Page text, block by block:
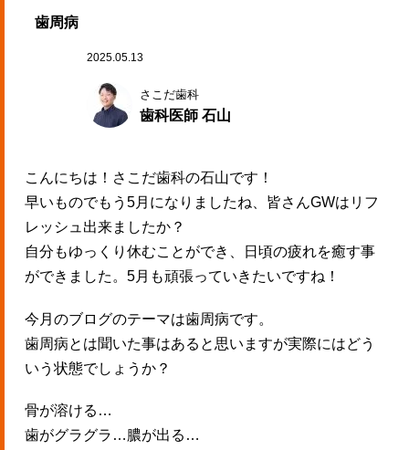
歯周病
2025.05.13
さこだ歯科
歯科医師 石山
こんにちは！さこだ歯科の石山です！
早いものでもう5月になりましたね、皆さんGWはリフ
レッシュ出来ましたか？
自分もゆっくり休むことができ、日頃の疲れを癒す事
ができました。5月も頑張っていきたいですね！
今月のブログのテーマは歯周病です。
歯周病とは聞いた事はあると思いますが実際にはどう
いう状態でしょうか？
骨が溶ける…
歯がグラグラ…膿が出る…